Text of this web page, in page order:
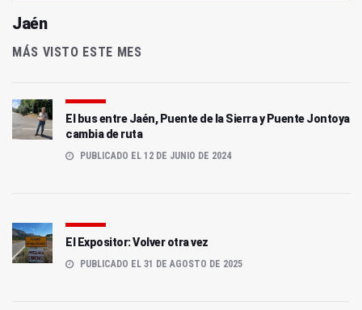
Jaén
MÁS VISTO ESTE MES
El bus entre Jaén, Puente de la Sierra y Puente Jontoya
cambia de ruta
PUBLICADO EL 12 DE JUNIO DE 2024
El Expositor: Volver otra vez
PUBLICADO EL 31 DE AGOSTO DE 2025